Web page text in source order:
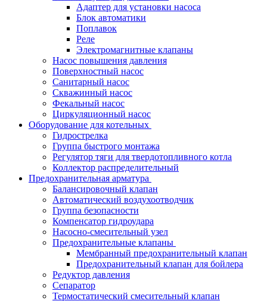
Адаптер для установки насоса
Блок автоматики
Поплавок
Реле
Электромагнитные клапаны
Насос повышения давления
Поверхностный насос
Санитарный насос
Скважинный насос
Фекальный насос
Циркуляционный насос
Оборудование для котельных
Гидрострелка
Группа быстрого монтажа
Регулятор тяги для твердотопливного котла
Коллектор распределительный
Предохранительная арматура
Балансировочный клапан
Автоматический воздухоотводчик
Группа безопасности
Компенсатор гидроудара
Насосно-смесительный узел
Предохранительные клапаны
Мембранный предохранительный клапан
Предохранительный клапан для бойлера
Редуктор давления
Сепаратор
Термостатический смесительный клапан